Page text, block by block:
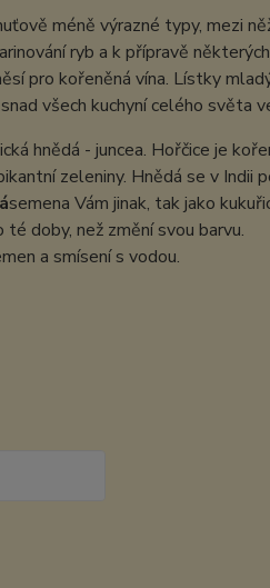
méně výrazné typy, mezi
ryb a k přípravě
pro kořeněná vína. Lístky
všech kuchyní celého světa
hnědá - juncea. Hořčice je
zeleniny. Hnědá se v Indii
semena Vám jinak, tak jako
doby, než změní svou barvu.
a smísení s vodou.